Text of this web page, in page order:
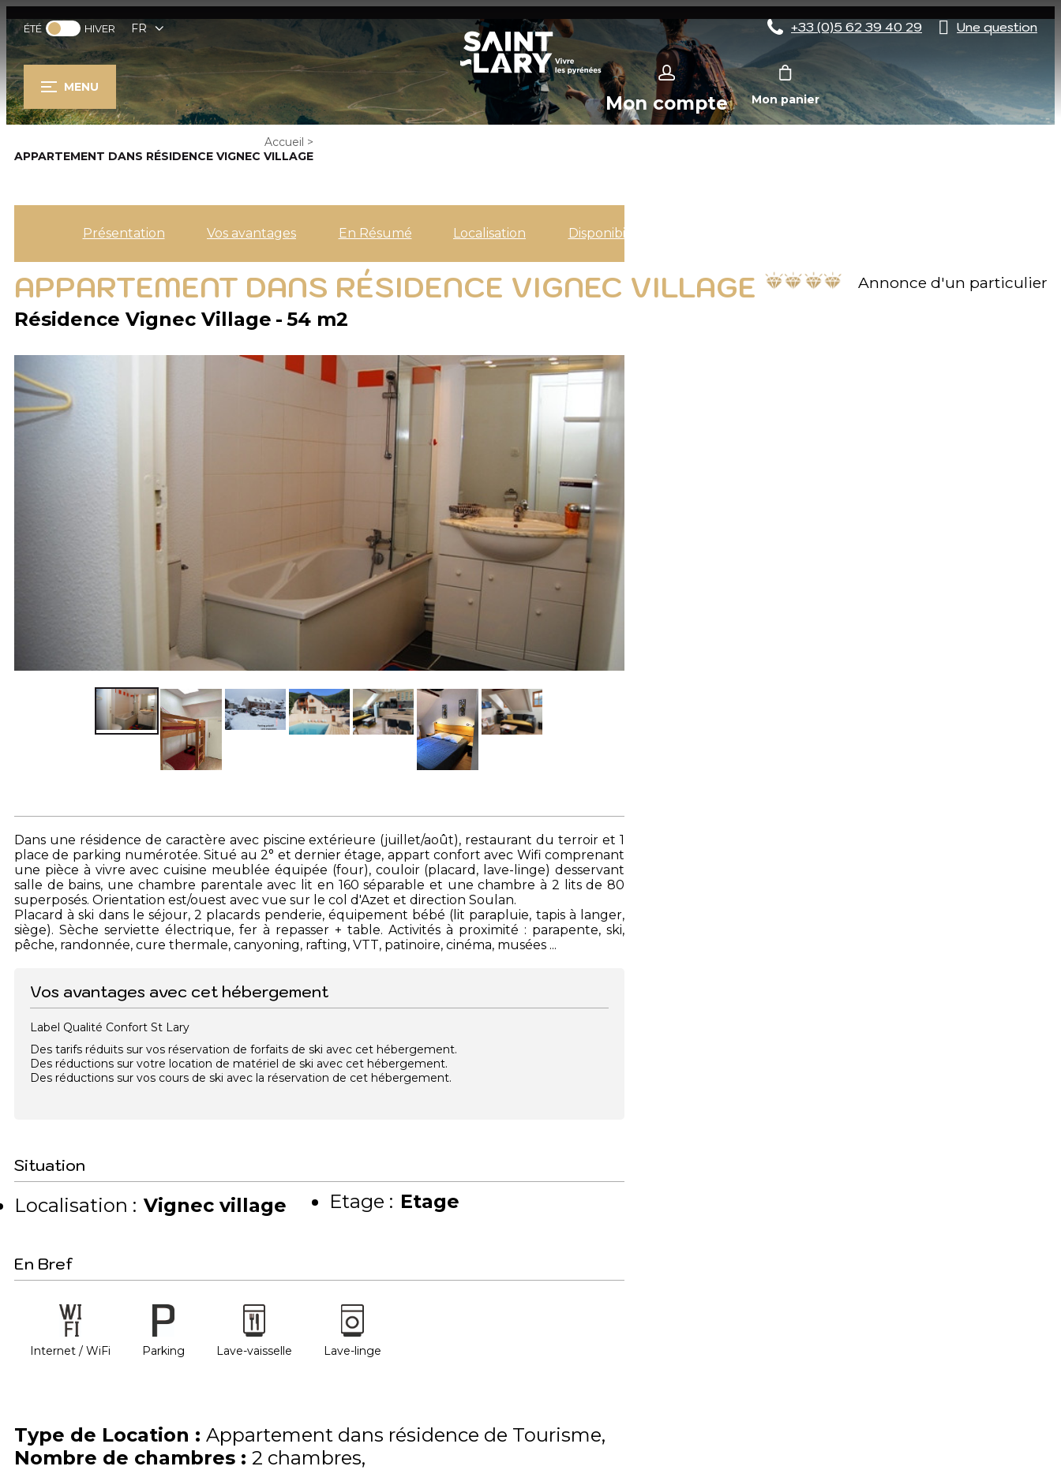
ÉTÉ HIVER FR +33 (0)5 62 39 40 29 Une question
MENU
Mon compte Mon panier
Accueil >
APPARTEMENT DANS RÉSIDENCE VIGNEC VILLAGE
Présentation Vos avantages En Résumé Localisation Disponibilités
APPARTEMENT DANS RÉSIDENCE VIGNEC VILLAGE Annonce d'un particulier
Résidence Vignec Village 54 m2
Dans une résidence de caractère avec piscine extérieure (juillet/août), restaurant du terroir et 1
place de parking numérotée. Situé au 2° et dernier étage, appart confort avec Wifi comprenant
une pièce à vivre avec cuisine meublée équipée (four), couloir (placard, lave-linge) desservant
salle de bains, une chambre parentale avec lit en 160 séparable et une chambre à 2 lits de 80
superposés. Orientation est/ouest avec vue sur le col d'Azet et direction Soulan.
Placard à ski dans le séjour, 2 placards penderie, équipement bébé (lit parapluie, tapis à langer,
siège). Sèche serviette électrique, fer à repasser + table. Activités à proximité : parapente, ski,
pêche, randonnée, cure thermale, canyoning, rafting, VTT, patinoire, cinéma, musées ...
Vos avantages avec cet hébergement
Label Qualité Confort St Lary
Des tarifs réduits sur vos réservation de forfaits de ski avec cet hébergement.
Des réductions sur votre location de matériel de ski avec cet hébergement.
Des réductions sur vos cours de ski avec la réservation de cet hébergement.
Situation
Localisation : Vignec village Etage : Etage
En Bref
Internet / WiFi Parking Lave-vaisselle Lave-linge
Type de Location : Appartement dans résidence de Tourisme
Nombre de chambres : 2 chambres